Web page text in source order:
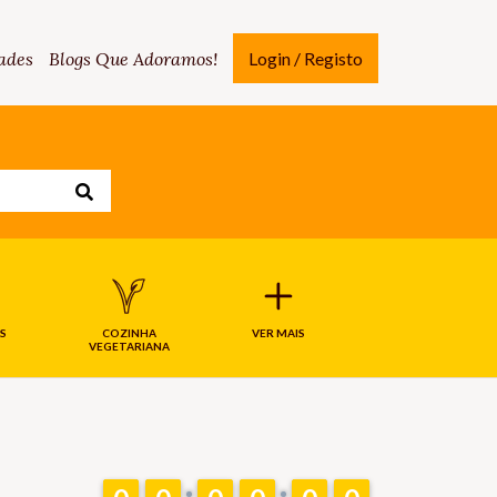
Blogs Que Adoramos! Login / Registo
COZINHA
VEGETARIANA
VER MAIS